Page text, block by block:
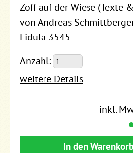
Zoff auf der Wiese (Texte
von Andreas
Fidula 3545
Anzahl:
weitere Details
inkl.
In den